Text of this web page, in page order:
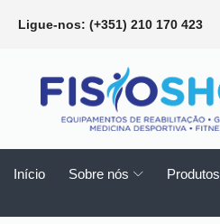
Ligue-nos: (+351) 210 170 423
Início Sobre nós Produtos